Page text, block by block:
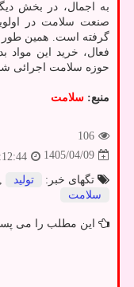
به اجمال، در بخش
صنعت سلامت در
گرفته است. همین طور
فعال، خرید این مواد
حوزه سلامت اجرائی
منبع: سلامت
106
1405/04/09
تگهای خبر:
تولید
سلامت
این مطلب را می